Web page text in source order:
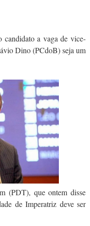
candidato a vaga de vice-
Dino (PCdoB) seja um
(PDT), que ontem disse
de Imperatriz deve ser